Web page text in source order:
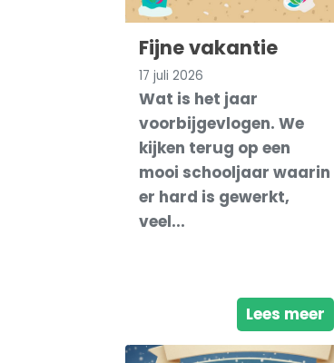
Fijne vakantie
17 juli 2026
Wat is het jaar
voorbijgevlogen. We
kijken terug op een
mooi schooljaar waarin
er hard is gewerkt,
veel...
Lees meer